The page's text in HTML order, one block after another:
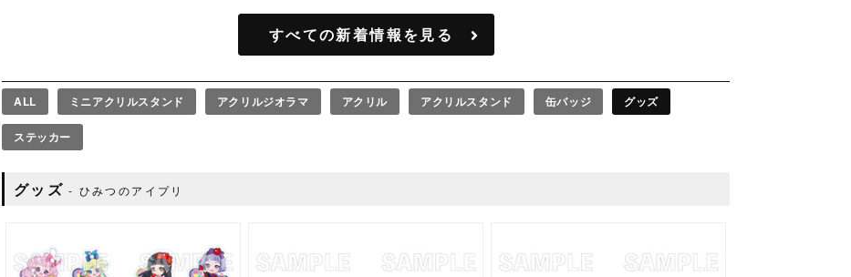
すべての新着情報を見る
ALL ミニアクリルスタンド アクリルジオラマ アクリル アクリルスタンド 缶バッジ グッズ
ステッカー
グッズ ひみつのアイプリ